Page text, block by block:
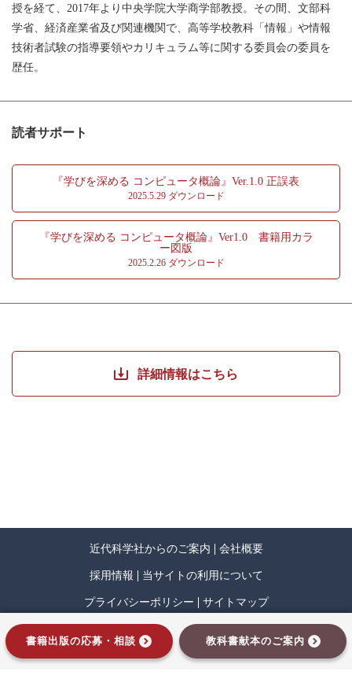
第5章 ハードウェア―CPUとメモリ
5.1 コンピュータの仕組み
5.2 CPUと処理性能
5.3 主記憶装置と半導体メモリ
6.3 入出力インタフェース
7.1 ソフトウェアの種類と用途
第8章 コンピュータが扱う数値データ
8.4 実数表現の精度
9.1 論理演算
9.2 論理演算と集合
第11章 オペレーティングシステム
11.1 プロセス（タスク）管理
11.2 メモリ管理
11.4 入出力管理
授を経て、2017年より中央学院大学商学部教授。その間、文部科
学省、経済産業省及び関連機関で、高等学校教科「情報」や情報
技術者試験の指導要領やカリキュラム等に関する委員会の委員を
歴任。
読者サポート
『学びを深める コンピュータ概論』Ver.1.0 正誤表
2025.5.29 ダウンロード
『学びを深める コンピュータ概論』Ver1.0 書籍用カラ
ー図版
2025.2.26 ダウンロード
詳細情報はこちら
近代科学社からのご案内 会社概要
採用情報 当サイトの利用について
プライバシーポリシー サイトマップ
インプレスグループ
書籍出版の応募・相談
教科書献本のご案内